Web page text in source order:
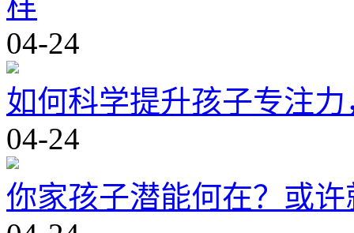
04-24
如何科学提升孩子专注
04-24
你家孩子潜能何在？或许